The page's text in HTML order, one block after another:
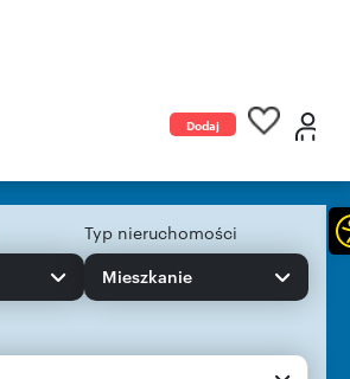
Dodaj
Typ nieruchomości
Mieszkanie